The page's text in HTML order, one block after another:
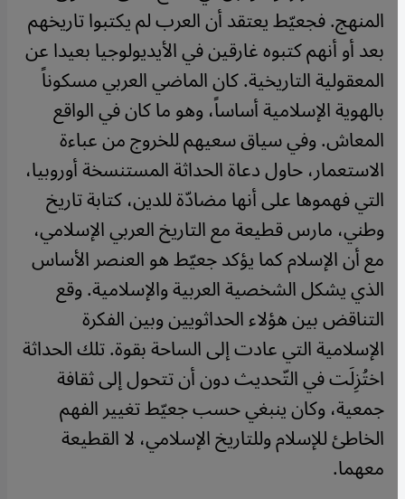
المنهج. فجعيّط يعتقد أن العرب لم يكتبوا تاريخهم
بعد أو أنهم كتبوه غارقين في الأيديولوجيا بعيدا عن
المعقولية التاريخية. كان الماضي العربي مسكوناً
بالهوية الإسلامية أساساً، وهو ما كان في الواقع
المعاش. وفي سياق سعيهم للخروج من عباءة
الاستعمار، حاول دعاة الحداثة المستنسخة أوروبيا،
التي فهموها على أنها مضادّة للدين، كتابة تاريخ
وطني، مارس قطيعة مع التاريخ العربي الإسلامي،
مع أن الإسلام كما يؤكد جعيّط هو العنصر الأساس
الذي يشكل الشخصية العربية والإسلامية. وقع
التناقض بين هؤلاء الحداثويين وبين الفكرة
الإسلامية التي عادت إلى الساحة بقوة. تلك الحداثة
اختُزِلَت في التّحديث دون أن تتحول إلى ثقافة
جمعية، وكان ينبغي حسب جعيّط تغيير الفهم
الخاطئ للإسلام وللتاريخ الإسلامي، لا القطيعة
معهما.